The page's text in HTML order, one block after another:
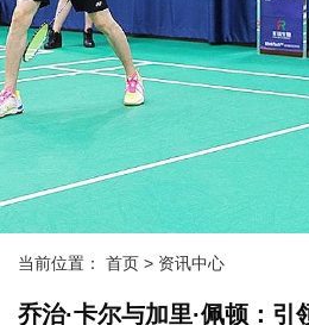
当前位置： 首页 > 资讯中心
乔治·卡尔与加里·佩顿：引